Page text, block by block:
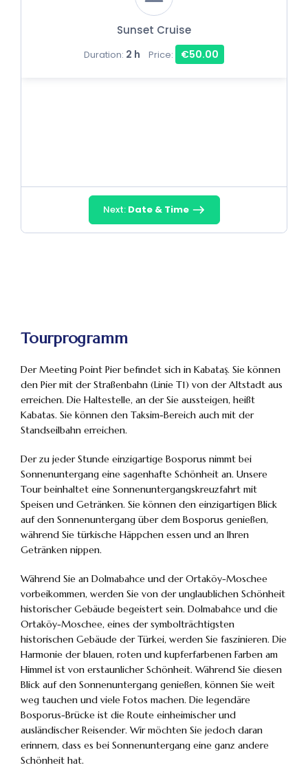
Sunset Cruise
Duration: 2 h Price: €50.00
Next: Date & Time
Tourprogramm
Der Meeting Point Pier befindet sich in Kabataş. Sie können
den Pier mit der Straßenbahn (Linie T1) von der Altstadt aus
erreichen. Die Haltestelle, an der Sie aussteigen, heißt
Kabatas. Sie können den Taksim-Bereich auch mit der
Standseilbahn erreichen.
Der zu jeder Stunde einzigartige Bosporus nimmt bei
Sonnenuntergang eine sagenhafte Schönheit an. Unsere
Tour beinhaltet eine Sonnenuntergangskreuzfahrt mit
Speisen und Getränken. Sie können den einzigartigen Blick
auf den Sonnenuntergang über dem Bosporus genießen,
während Sie türkische Häppchen essen und an Ihren
Getränken nippen.
Während Sie an Dolmabahce und der Ortaköy-Moschee
vorbeikommen, werden Sie von der unglaublichen Schönheit
historischer Gebäude begeistert sein. Dolmabahce und die
Ortaköy-Moschee, eines der symbolträchtigsten
historischen Gebäude der Türkei, werden Sie faszinieren. Die
Harmonie der blauen, roten und kupferfarbenen Farben am
Himmel ist von erstaunlicher Schönheit. Während Sie diesen
Blick auf den Sonnenuntergang genießen, können Sie weit
weg tauchen und viele Fotos machen. Die legendäre
Bosporus-Brücke ist die Route einheimischer und
ausländischer Reisender. Wir möchten Sie jedoch daran
erinnern, dass es bei Sonnenuntergang eine ganz andere
Schönheit hat.